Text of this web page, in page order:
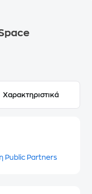
Χαρακτηριστικά
Public Partners